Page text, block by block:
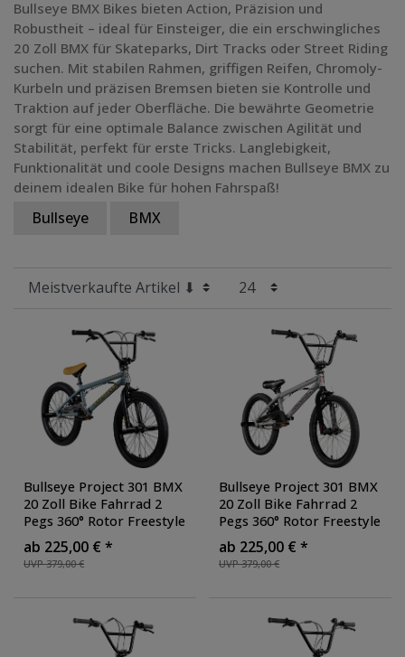
Preis
Radgröße
Bullseye BMX Bikes bieten Action, Präzision und
Robustheit – ideal für Einsteiger, die ein erschwingliches
20 Zoll BMX für Skateparks, Dirt Tracks oder Street Riding
suchen. Mit stabilen Rahmen, griffigen Reifen, Chromoly-
Kurbeln und präzisen Bremsen bieten sie Kontrolle und
Traktion auf jeder Oberfläche. Die bewährte Geometrie
sorgt für eine optimale Balance zwischen Agilität und
Stabilität, perfekt für erste Tricks. Langlebigkeit,
Funktionalität und coole Designs machen Bullseye BMX zu
deinem idealen Bike für hohen Fahrspaß!
Bullseye BMX
Bullseye Project 301 BMX
20 Zoll Bike Fahrrad 2
Pegs 360° Rotor Freestyle
20 Rad Jugendliche
Erwachsene unisex für
Tricks, Farbe: grau/gelb
UVP 379,00 €
ab 225,00 € *
Bullseye Project 301 BMX
20 Zoll Bike Fahrrad 2
Pegs 360° Rotor Freestyle
20 Rad Jugendliche
Erwachsene unisex für
Tricks, Farbe: silber/rot
UVP 379,00 €
ab 225,00 € *